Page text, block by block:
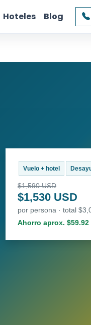
Hoteles Blog
Vuelo + hotel
$1,590 USD
$1,530 USD
por persona · total
Ahorro aprox. $59.92